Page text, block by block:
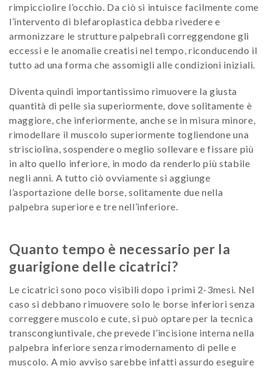
rimpicciolire l’occhio. Da ciò si intuisce facilmente come
l’intervento di blefaroplastica debba rivedere e
armonizzare le strutture palpebrali correggendone gli
eccessi e le anomalie creatisi nel tempo, riconducendo il
tutto ad una forma che assomigli alle condizioni iniziali.
Diventa quindi importantissimo rimuovere la giusta
quantità di pelle sia superiormente, dove solitamente è
maggiore, che inferiormente, anche se in misura minore,
rimodellare il muscolo superiormente togliendone una
strisciolina, sospendere o meglio sollevare e fissare più
in alto quello inferiore, in modo da renderlo più stabile
negli anni. A tutto ciò ovviamente si aggiunge
l’asportazione delle borse, solitamente due nella
palpebra superiore e tre nell’inferiore.
Quanto tempo è necessario per la
guarigione delle cicatrici?
Le cicatrici sono poco visibili dopo i primi 2-3mesi. Nel
caso si debbano rimuovere solo le borse inferiori senza
correggere muscolo e cute, si può optare per la tecnica
transcongiuntivale, che prevede l’incisione interna nella
palpebra inferiore senza rimodernamento di pelle e
muscolo. A mio avviso sarebbe infatti assurdo eseguire